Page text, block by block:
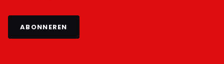
ABONNEREN